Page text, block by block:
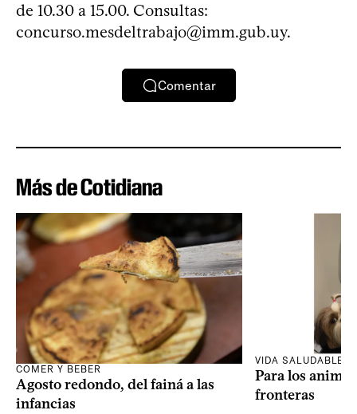
de 10.30 a 15.00. Consultas:
concurso.mesdeltrabajo@imm.gub.uy.
Comentar
Más de Cotidiana
COMER Y BEBER
Agosto redondo, del fainá a las
infancias
VIDA SALUDABLE
Para los
fronteras